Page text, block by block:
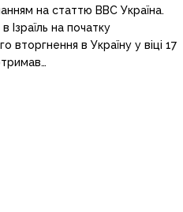
на статтю BBC Україна.
Ізраїль на початку
вторгнення в Україну у віці 17